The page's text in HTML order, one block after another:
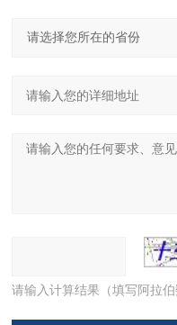
请输入计算结果（填写阿拉